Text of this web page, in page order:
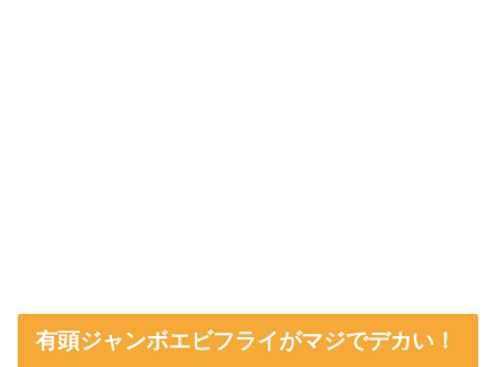
有頭ジャンボエビフライがマジでデカい！